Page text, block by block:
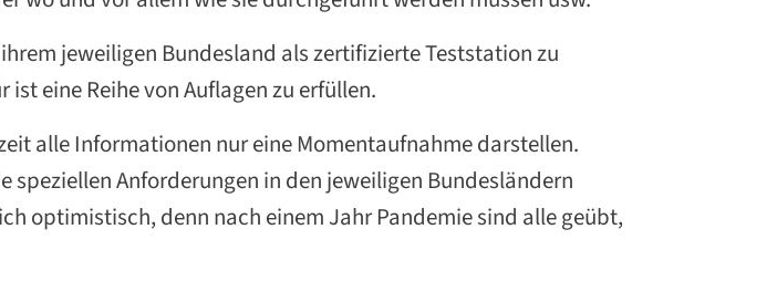
jeweiligen Bundesland als zertifizierte Teststation zu
eine Reihe von Auflagen zu erfüllen.
alle Informationen nur eine Momentaufnahme darstellen.
speziellen Anforderungen in den jeweiligen Bundesländern
optimistisch, denn nach einem Jahr Pandemie sind alle geübt,